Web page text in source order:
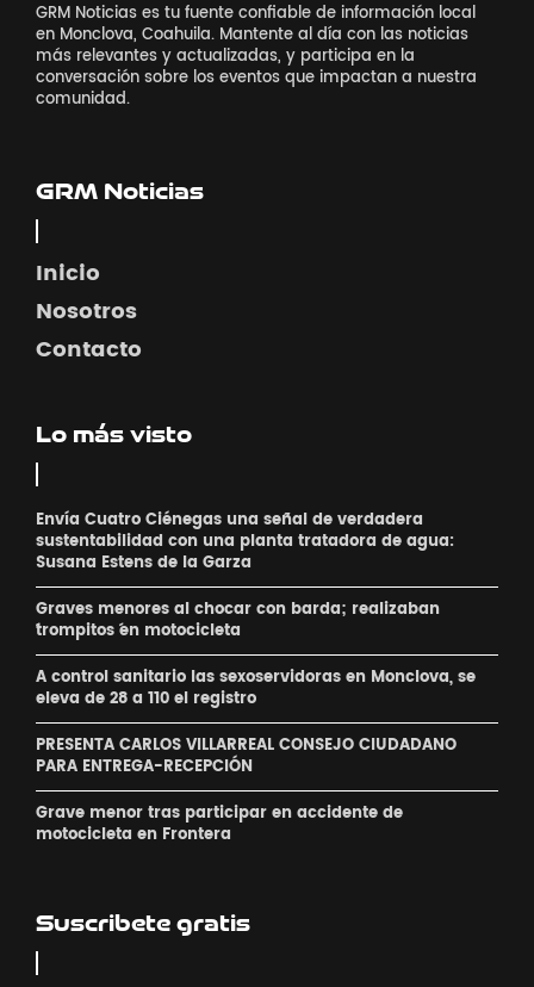
GRM Noticias es tu fuente confiable de información local
en Monclova, Coahuila. Mantente al día con las noticias
más relevantes y actualizadas, y participa en la
conversación sobre los eventos que impactan a nuestra
comunidad.
GRM Noticias
Inicio
Nosotros
Contacto
Lo más visto
Envía Cuatro Ciénegas una señal de verdadera
sustentabilidad con una planta tratadora de agua:
Susana Estens de la Garza
Graves menores al chocar con barda; realizaban
´trompitos ´en motocicleta
A control sanitario las sexoservidoras en Monclova, se
eleva de 28 a 110 el registro
PRESENTA CARLOS VILLARREAL CONSEJO CIUDADANO
PARA ENTREGA-RECEPCIÓN
Grave menor tras participar en accidente de
motocicleta en Frontera
Suscribete gratis